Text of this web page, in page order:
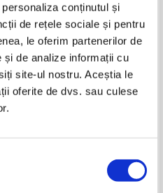
conținutul și
de rețele sociale și pentru
le oferim partenerilor de
și de analize informații cu
site-ul nostru. Aceștia le
oferite de dvs. sau culese
Florian Adel Gheorghita -
Purifica-ti neintarziat
organismul savurand o hrana
perfect naturala, sanatoasa si
Lei
Adaugă în coș